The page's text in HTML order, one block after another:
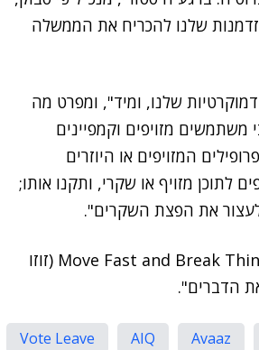
שלנו להכריח את הממשלה
שלנו, ומיד", ומפרט מה
מזויפים וקמפיינים
המזויפים או היוזרים
מזויף או שקרי, ותקנו אותו;
לעצור את הפצת השקרים".
את הפנייה שלו מסכם הארגון בדברים: "המוטו של פייסבוק היה Move Fast and Break Things (זוזו
הדברים".
Avaaz
AIQ
Vote Leave